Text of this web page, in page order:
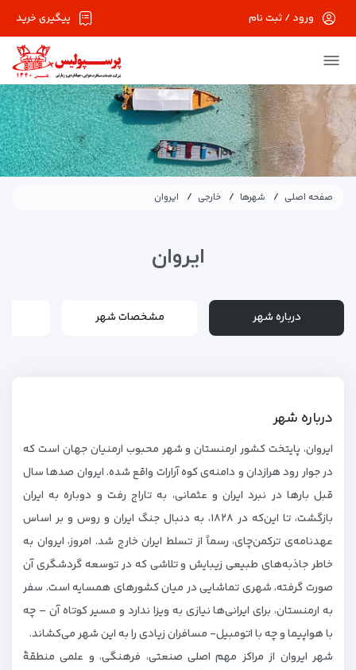
پیگیری خرید ورود / ثبت نام
صفحه اصلی شهرها خارجی ایروان
ایروان
درباره شهر مشخصات شهر
درباره شهر
ایروان، پایتخت کشور ارمنستان و شهر محبوب ارمنیان جهان است که
در جوار رود هرازدان و دامنه‌ی کوه آرارات واقع شده. ایروان صدها سال
قبل بارها در نبرد ایران و عثمانی، به تاراج رفت و دوباره به ایران
بازگشت، تا این‌که در ١٨٢٨، به دنبال جنگ ایران و روس و بر اساس
عهدنامه‌ی ترکمن‌چای، رسماً از تسلط ایران خارج شد. امروز، ایروان به
خاطر جاذبه‌های طبیعی زیبایش و تلاشی که در توسعه‌ گردشگری آن
صورت گرفته، شهری تماشایی در میان کشورهای همسایه است. سفر
به ارمنستان، برای ایرانی‌ها نیازی به ویزا ندارد و مسیر کوتاه آن – چه
با هواپیما و چه با اتومبیل- مسافران زیادی را به این شهر می‌کشاند.
شهر ایروان از مراکز مهم اصلی صنعتی، فرهنگی، و علمی منطقهٔ